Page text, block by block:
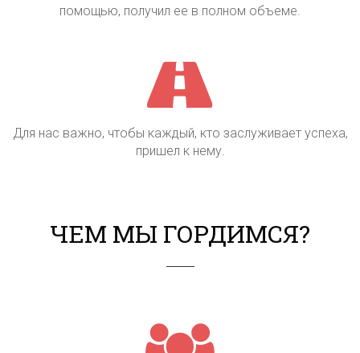
ПОЛУЧИТЬ
*Мануал будет отправлен на указанный Вами email
помощью, получил ее в полном объеме.
Для нас важно, чтобы каждый, кто заслуживает успеха,
пришел к нему.
ЧЕМ МЫ ГОРДИМСЯ?